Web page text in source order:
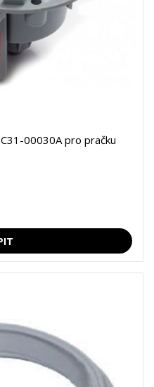
00030A pro pračku